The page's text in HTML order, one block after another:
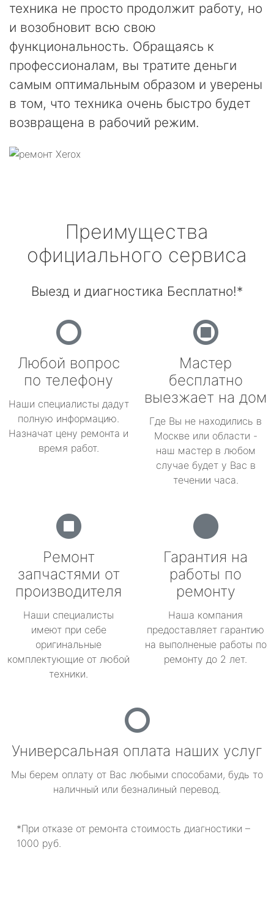
техника не просто продолжит работу, но
и возобновит всю свою
функциональность. Обращаясь к
профессионалам, вы тратите деньги
самым оптимальным образом и уверены
в том, что техника очень быстро будет
возвращена в рабочий режим.
Преимущества
официального сервиса
Выезд и диагностика Бесплатно!*
Любой вопрос
по телефону
Наши специалисты дадут
полную информацию.
Назначат цену ремонта и
время работ.
Мастер
бесплатно
выезжает на дом
Где Вы не находились в
Москве или области -
наш мастер в любом
случае будет у Вас в
течении часа.
Ремонт
запчастями от
производителя
Наши специалисты
имеют при себе
оригинальные
комплектующие от любой
техники.
Гарантия на
работы по
ремонту
Наша компания
предоставляет гарантию
на выполненые работы по
ремонту до 2 лет.
Универсальная оплата наших услуг
Мы берем оплату от Вас любыми способами, будь то
наличный или безналиный перевод.
*При отказе от ремонта стоимость диагностики –
1000 руб.